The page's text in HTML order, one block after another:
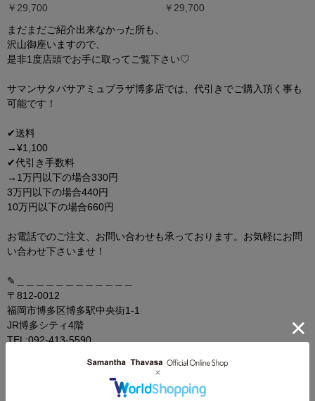
￥29,700
￥29,700
まだまだご紹介出来なかった所も、
沢山御座いますので、
是非1度店頭でお手に取ってご覧下さい♡
サマンサタバサアミュプラザ博多店では、代引きでご購入頂く事も
可能です！
✔送料
→¥1,100
✔代引き手数料
→1万円以下の場合330円
3万円以下の場合440円
10万円以下の場合660円
お電話でのご注文、お問い合わせも承っております。お気軽にお問
い合わせ下さいませ！
✎︎＿＿＿＿＿＿＿＿＿＿＿＿
〒812-0012
福岡市博多区博多駅中央街1-1
JR博多シティ4階
TEL:092-413-5590